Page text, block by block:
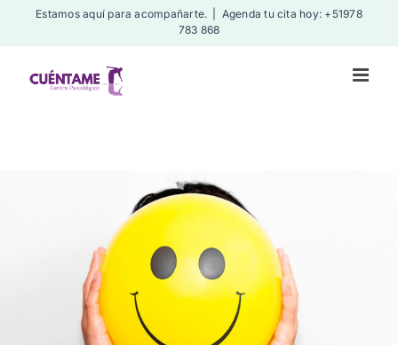
Estamos aquí para acompañarte.
Agenda tu cita hoy: +51978
783 868